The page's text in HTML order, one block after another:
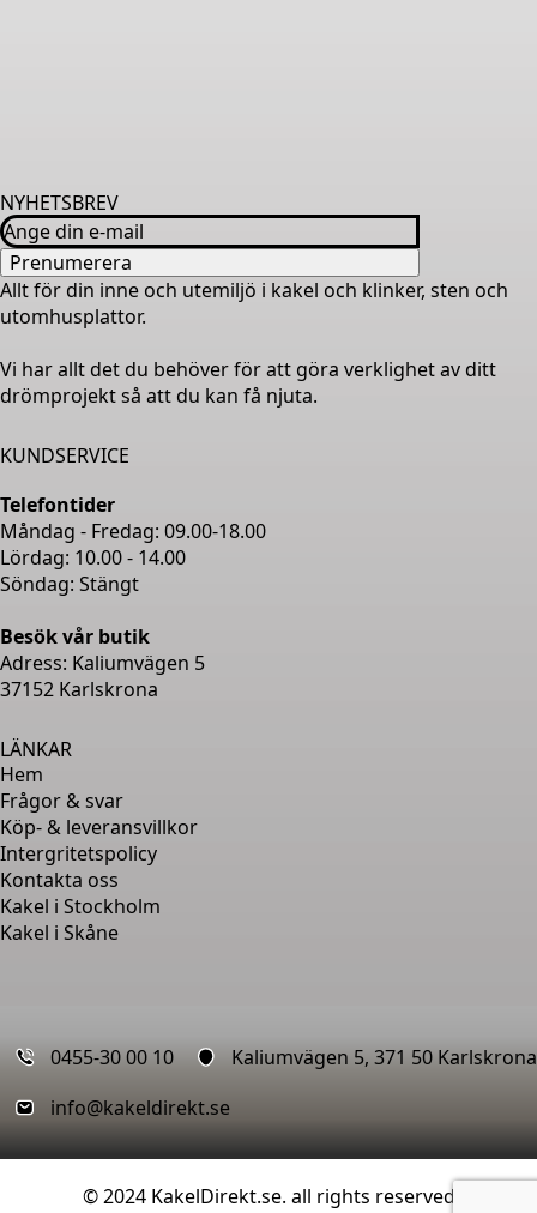
NYHETSBREV
Email
*
Prenumerera
Allt för din inne och utemiljö i kakel och klinker, sten och
utomhusplattor.
Vi har allt det du behöver för att göra verklighet av ditt
drömprojekt så att du kan få njuta.
KUNDSERVICE
Telefontider
Måndag - Fredag: 09.00-18.00
Lördag: 10.00 - 14.00
Söndag: Stängt
Besök vår butik
Adress: Kaliumvägen 5
37152 Karlskrona
LÄNKAR
Hem
Frågor & svar
Köp- & leveransvillkor
Intergritetspolicy
Kontakta oss
Kakel i Stockholm
Kakel i Skåne
0455-30 00 10
Kaliumvägen 5, 371 50 Karlskrona
info@kakeldirekt.se
© 2024 KakelDirekt.se. all rights reserved